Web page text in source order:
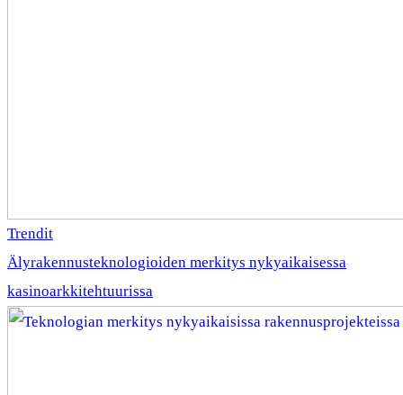
Trendit
Älyrakennusteknologioiden merkitys nykyaikaisessa
kasinoarkkitehtuurissa